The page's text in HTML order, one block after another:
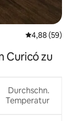
4,88 (59)
Curicó zu
Durchschn.
Temperatur